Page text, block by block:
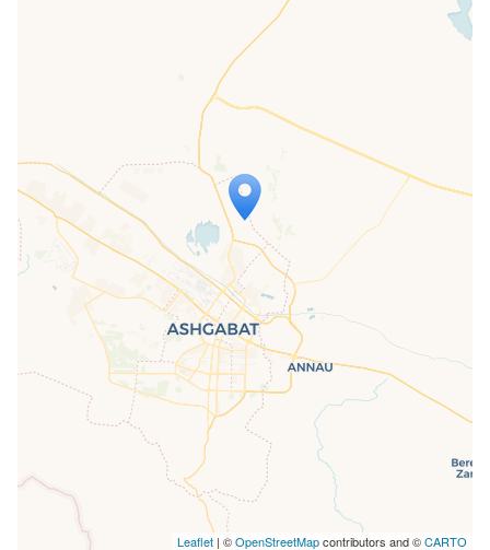
Travelers' Map is loading...
If you see this after your page is
loaded completely, leafletJS files are
missing.
Leaflet| ©OpenStreetMapcontributors and ©CARTO